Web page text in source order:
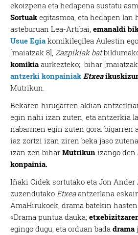
ekoizpena eta hedapena sustatu
Sortuak egitasmoa, eta hedapen lan
asteburuan Lea-Artibai,emanaldi
Usue Egia komikilegilea Aulestin
[maiatzak 8],Zazpikiak bat
komikia aurkezteko; bihar
antzerki konpainiak Etxea
Mutrikun.
Bekaren hirugarren aldian
egin nahi izan zuten, eta antzerkia
nabarmen egin zuten gora:
iaz zortzi izan ziren beka jaso
izan zen bihar Mutrikun izango den
konpainia.
Iñaki Cidek sortutako eta Jon Ander
zuzendutakoEtxeaantzerlana
AmaHirukoek, drama batekin
«Drama puntua dauka;
egingo dugu, eta orduan badadrama